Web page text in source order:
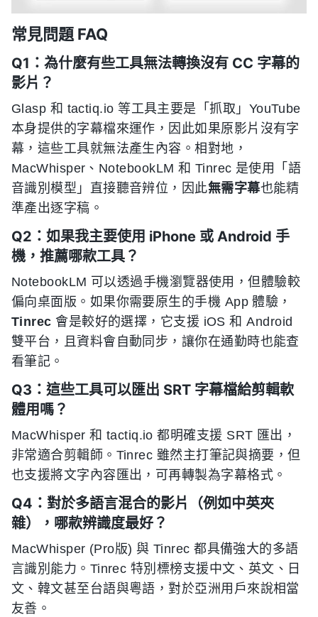
常見問題 FAQ
Q1：為什麼有些工具無法轉換沒有 CC 字幕的
影片？
Glasp 和 tactiq.io 等工具主要是「抓取」YouTube
本身提供的字幕檔來運作，因此如果原影片沒有字
幕，這些工具就無法產生內容。相對地，
MacWhisper、NotebookLM 和 Tinrec 是使用「語
音識別模型」直接聽音辨位，因此無需字幕也能精
準產出逐字稿。
Q2：如果我主要使用 iPhone 或 Android 手
機，推薦哪款工具？
NotebookLM 可以透過手機瀏覽器使用，但體驗較
偏向桌面版。如果你需要原生的手機 App 體驗，
Tinrec 會是較好的選擇，它支援 iOS 和 Android
雙平台，且資料會自動同步，讓你在通勤時也能查
看筆記。
Q3：這些工具可以匯出 SRT 字幕檔給剪輯軟
體用嗎？
MacWhisper 和 tactiq.io 都明確支援 SRT 匯出，
非常適合剪輯師。Tinrec 雖然主打筆記與摘要，但
也支援將文字內容匯出，可再轉製為字幕格式。
Q4：對於多語言混合的影片（例如中英夾
雜），哪款辨識度最好？
MacWhisper (Pro版) 與 Tinrec 都具備強大的多語
言識別能力。Tinrec 特別標榜支援中文、英文、日
文、韓文甚至台語與粵語，對於亞洲用戶來說相當
友善。